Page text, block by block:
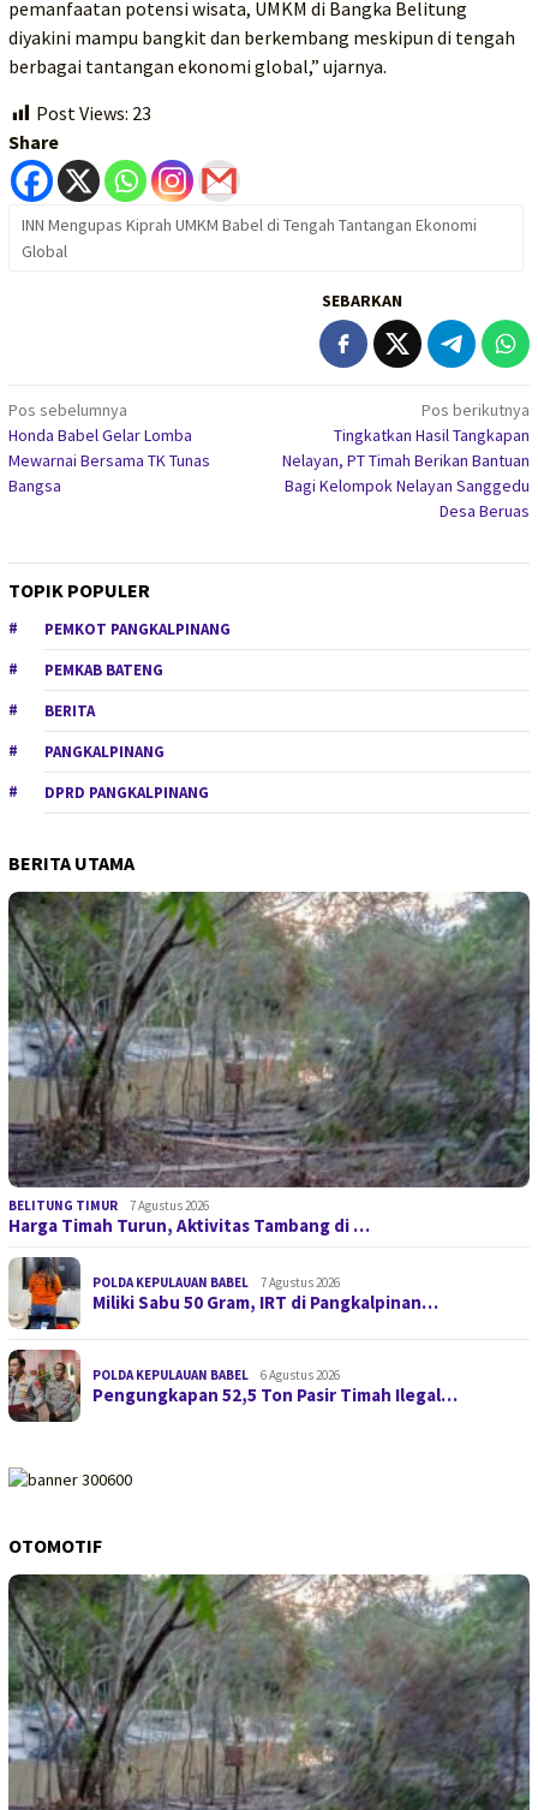
pemanfaatan potensi wisata, UMKM di Bangka Belitung
diyakini mampu bangkit dan berkembang meskipun di tengah
berbagai tantangan ekonomi global,” ujarnya.
Post Views: 23
Share
INN Mengupas Kiprah UMKM Babel di Tengah Tantangan Ekonomi
Global
SEBARKAN
Navigasi
pos
Pos sebelumnya
Honda Babel Gelar Lomba
Mewarnai Bersama TK Tunas
Bangsa
Pos berikutnya
Tingkatkan Hasil Tangkapan
Nelayan, PT Timah Berikan Bantuan
Bagi Kelompok Nelayan Sanggedu
Desa Beruas
TOPIK POPULER
PEMKOT PANGKALPINANG
PEMKAB BATENG
BERITA
PANGKALPINANG
DPRD PANGKALPINANG
BERITA UTAMA
BELITUNG TIMUR 7 Agustus 2026
Harga Timah Turun, Aktivitas Tambang di …
POLDA KEPULAUAN BABEL 7 Agustus 2026
Miliki Sabu 50 Gram, IRT di Pangkalpinan…
POLDA KEPULAUAN BABEL 6 Agustus 2026
Pengungkapan 52,5 Ton Pasir Timah Ilegal…
OTOMOTIF